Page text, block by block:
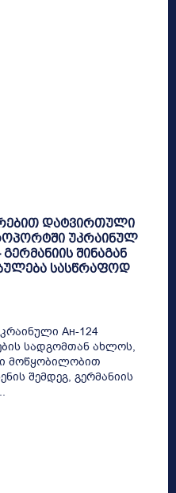
დატვირთული
უკრაინულ
შინაგან
სასწრაფოდ
Ан-124
სადგომთან ახლოს,
მოწყობილობით
შემდეგ, გერმანიის